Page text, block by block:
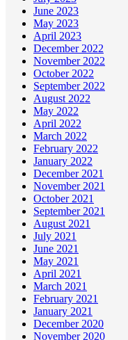
June 2023
May 2023
April 2023
December 2022
November 2022
October 2022
September 2022
August 2022
May 2022
April 2022
March 2022
February 2022
January 2022
December 2021
November 2021
October 2021
September 2021
August 2021
July 2021
June 2021
May 2021
April 2021
March 2021
February 2021
January 2021
December 2020
November 2020